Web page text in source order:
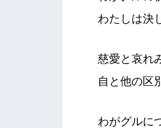
わたしは決
慈愛と哀れ
自と他の区
わがグルに